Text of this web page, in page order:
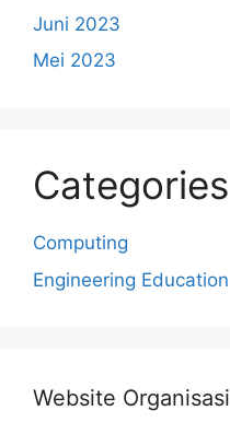
Juni 2023
Mei 2023
Categories
Computing
Engineering Education
Website Organisasi